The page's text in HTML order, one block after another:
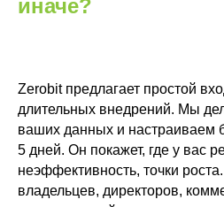
иначе?
Zerobit предлагает простой
длительных внедрений. Мы
ваших данных и настраиваем
5 дней. Он покажет, где у вас
неэффективность, точки
владельцев, директоров,
sales@zerobit.kz
Почта
Заказать звонок